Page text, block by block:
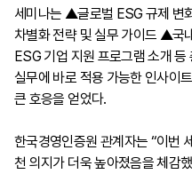
세미나는 ▲글로벌 ESG 규제 변
차별화 전략 및 실무 가이드 ▲
ESG 기업 지원 프로그램 소개 등
실무에 바로 적용 가능한 인사이
큰 호응을 얻었다.
한국경영인증원 관계자는 “이번
천 의지가 더욱 높아졌음을 체감